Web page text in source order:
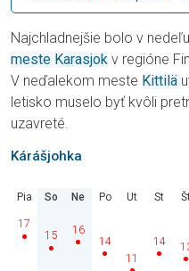
Najchladnejšie bolo v
meste Karasjok v regióne
V neďalekom meste Kittilä
letisko muselo byť kvôli
uzavreté.
Kárášjohka
Pia
17
So
15
Ne
16
Po
14
Ut
11
St
14